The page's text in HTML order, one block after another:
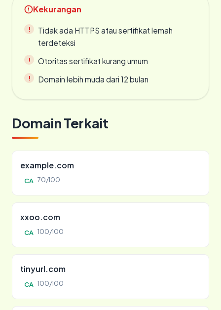
Kekurangan
Tidak ada HTTPS atau sertifikat lemah
terdeteksi
Otoritas sertifikat kurang umum
Domain lebih muda dari 12 bulan
Domain Terkait
example.com
CA 70/100
xxoo.com
CA 100/100
tinyurl.com
CA 100/100